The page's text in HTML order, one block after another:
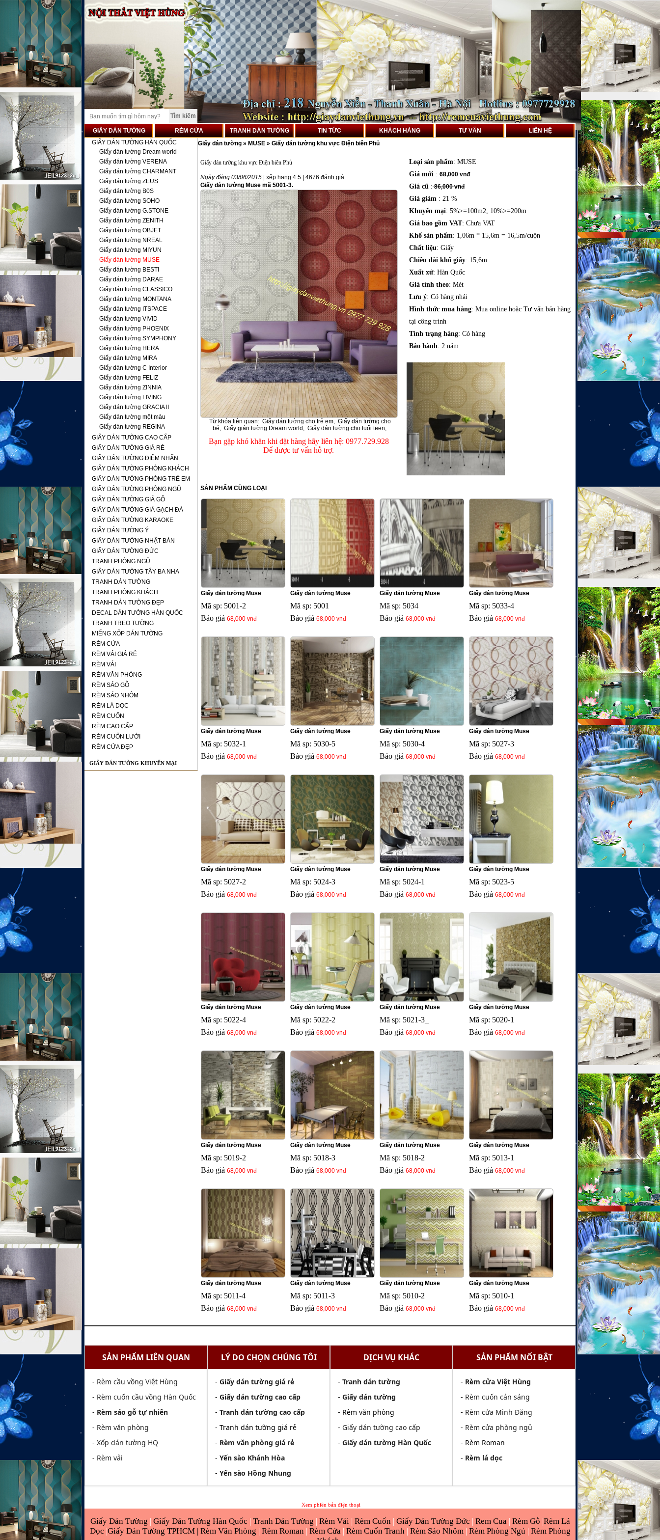
GIẤY DÁN TƯỜNG RÈM CỬA TRANH DÁN TƯỜNG TIN TỨC KHÁCH HÀNG TƯ VẤN
LIÊN HỆ
GIẤY DÁN TƯỜNG HÀN QUỐC
Giấy dán tường Dream world
Giấy dán tường VERENA
Giấy dán tường CHARMANT
Giấy dán tường ZEUS
Giấy dán tường B0S
Giấy dán tường SOHO
Giấy dán tường G.STONE
Giấy dán tường ZENITH
Giấy dán tường OBJET
Giấy dán tường NREAL
Giấy dán tường MIYUN
Giấy dán tường MUSE
Giấy dán tường BESTI
Giấy dán tường DARAE
Giấy dán tường CLASSICO
Giấy dán tường MONTANA
Giấy dán tường ITSPACE
Giấy dán tường VIVID
Giấy dán tường PHOENIX
Giấy dán tường SYMPHONY
Giấy dán tường HERA
Giấy dán tường MIRA
Giấy dán tường C Interior
Giấy dán tường FELIZ
Giấy dán tường ZINNIA
Giấy dán tường LIVING
Giấy dán tường GRACIA II
Giấy dán tường một màu
Giấy dán tường REGINA
GIẤY DÁN TƯỜNG CAO CẤP
GIẤY DÁN TƯỜNG GIÁ RẺ
GIẤY DÁN TƯỜNG ĐIỂM NHẤN
GIẤY DÁN TƯỜNG PHÒNG KHÁCH
GIẤY DÁN TƯỜNG PHÒNG TRẺ EM
GIẤY DÁN TƯỜNG PHÒNG NGỦ
GIẤY DÁN TƯỜNG GIẢ GỖ
GIẤY DÁN TƯỜNG GIẢ GẠCH ĐÁ
GIẤY DÁN TƯỜNG KARAOKE
GIẤY DÁN TƯỜNG Ý
GIẤY DÁN TƯỜNG NHẬT BẢN
GIẤY DÁN TƯỜNG ĐỨC
TRANH PHÒNG NGỦ
GIẤY DÁN TƯỜNG TÂY BA NHA
TRANH DÁN TƯỜNG
TRANH PHÒNG KHÁCH
TRANH DÁN TƯỜNG ĐẸP
DECAL DÁN TƯỜNG HÀN QUỐC
TRANH TREO TƯỜNG
MIẾNG XỐP DÁN TƯỜNG
RÈM CỬA
RÈM VẢI GIÁ RẺ
RÈM VẢI
RÈM VĂN PHÒNG
RÈM SÁO GỖ
RÈM SÁO NHÔM
RÈM LÁ DỌC
RÈM CUỐN
RÈM CAO CẤP
RÈM CUỐN LƯỚI
RÈM CỬA ĐẸP
GIẤY DÁN TƯỜNG KHUYẾN MẠI
Giấy dán tường » MUSE » Giấy dán tường khu vực Điện biên Phủ
Giấy dán tường khu vực Điện biên Phủ
Ngày đăng:03/06/2015 | xếp hạng 4.5 4676 đánh giá
Giấy dán tường Muse mã 5001-3.
Từ khóa liên quan: Giấy dán tường cho trẻ em
Giấy dán tường cho
bé
Giấy gián tường Dream world Giấy dán tường cho tuổi teen
Bạn gặp khó khăn khi đặt hàng hãy liên hệ: 0977.729.928
Để được tư vấn hỗ trợ.
Loại sản phẩm: MUSE
Giá mới : 68,000 vnđ
Giá cũ :86,000 vnđ
Giá giảm : 21 %
Khuyến mại: 5%>=100m2, 10%>=200m
Giá bao gồm VAT: Chưa VAT
Khổ sản phẩm: 1,06m * 15,6m = 16,5m/cuộn
Chất liệu: Giấy
Chiều dài khổ giấy: 15,6m
Xuất xứ: Hàn Quốc
Giá tính theo: Mét
Lưu ý: Có hàng nhái
Hình thức mua hàng: Mua online hoặc Tư vấn bán hàng
tại công trình
Tình trạng hàng: Có hàng
Bảo hành: 2 năm
SẢN PHẨM CÙNG LOẠI
Giấy dán tường Muse
Mã sp: 5001-2
Báo giá 68,000 vnđ
Giấy dán tường Muse
Mã sp: 5001
Báo giá 68,000 vnđ
Giấy dán tường Muse
Mã sp: 5034
Báo giá 68,000 vnđ
Giấy dán tường Muse
Mã sp: 5033-4
Báo giá 68,000 vnđ
Giấy dán tường Muse
Mã sp: 5032-1
Báo giá 68,000 vnđ
Giấy dán tường Muse
Mã sp: 5030-5
Báo giá 68,000 vnđ
Giấy dán tường Muse
Mã sp: 5030-4
Báo giá 68,000 vnđ
Giấy dán tường Muse
Mã sp: 5027-3
Báo giá 68,000 vnđ
Giấy dán tường Muse
Mã sp: 5027-2
Báo giá 68,000 vnđ
Giấy dán tường Muse
Mã sp: 5024-3
Báo giá 68,000 vnđ
Giấy dán tường Muse
Mã sp: 5024-1
Báo giá 68,000 vnđ
Giấy dán tường Muse
Mã sp: 5023-5
Báo giá 68,000 vnđ
Giấy dán tường Muse
Mã sp: 5022-4
Báo giá 68,000 vnđ
Giấy dán tường Muse
Mã sp: 5022-2
Báo giá 68,000 vnđ
Giấy dán tường Muse
Mã sp: 5021-3_
Báo giá 68,000 vnđ
Giấy dán tường Muse
Mã sp: 5020-1
Báo giá 68,000 vnđ
Giấy dán tường Muse
Mã sp: 5019-2
Báo giá 68,000 vnđ
Giấy dán tường Muse
Mã sp: 5018-3
Báo giá 68,000 vnđ
Giấy dán tường Muse
Mã sp: 5018-2
Báo giá 68,000 vnđ
Giấy dán tường Muse
Mã sp: 5013-1
Báo giá 68,000 vnđ
Giấy dán tường Muse
Mã sp: 5011-4
Báo giá 68,000 vnđ
Giấy dán tường Muse
Mã sp: 5011-3
Báo giá 68,000 vnđ
Giấy dán tường Muse
Mã sp: 5010-2
Báo giá 68,000 vnđ
Giấy dán tường Muse
Mã sp: 5010-1
Báo giá 68,000 vnđ
SẢN PHẨM LIÊN QUAN
- Rèm cầu vồng Việt Hùng
- Rèm cuốn cầu vồng Hàn Quốc
- Rèm sáo gỗ tự nhiên
- Rèm văn phòng
- Xốp dán tường HQ
- Rèm vải
LÝ DO CHỌN CHÚNG TÔI
- Giấy dán tường giá rẻ
- Giấy dán tường cao cấp
- Tranh dán tường cao cấp
- Tranh dán tường giá rẻ
- Rèm văn phòng giá rẻ
- Yến sào Khánh Hòa
- Yến sào Hồng Nhung
DỊCH VỤ KHÁC
- Tranh dán tường
- Giấy dán tường
- Rèm văn phòng
- Giấy dán tường cao cấp
- Giấy dán tường Hàn Quốc
SẢN PHẨM NỔI BẬT
- Rèm cửa Việt Hùng
- Rèm cuốn cản sáng
- Rèm cửa Minh Đăng
- Rèm cửa phòng ngủ
- Rèm Roman
- Rèm lá dọc
Xem phiên bản điện thoại
Giấy Dán Tường | Giấy Dán Tường Hàn Quốc | Tranh Dán Tường | Rèm Vải | Rèm Cuốn | Giấy Dán Tường Đức | Rem Cua | Rèm Gỗ |Rèm Lá
Dọc |Giấy Dán Tường TPHCM | Rèm Văn Phòng | Rèm Roman| Rèm Cửa| Rèm Cuốn Tranh| Rèm Sáo Nhôm| Rèm Phòng Ngủ | Rèm Phòng